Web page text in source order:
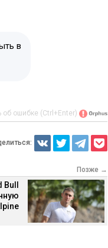
в
об ошибке (Ctrl+Enter)
Позже →